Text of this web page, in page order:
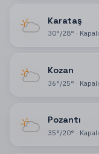
Karataş
30°/28° · Kapalı
Kozan
36°/25° · Kapalı
Pozantı
35°/20° · Kapalı